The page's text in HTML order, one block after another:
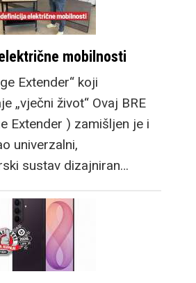
mobilnosti
Extender“ koji
„vječni život“ Ovaj BRE
Extender ) zamišljen je i
univerzalni,
sustav dizajniran…